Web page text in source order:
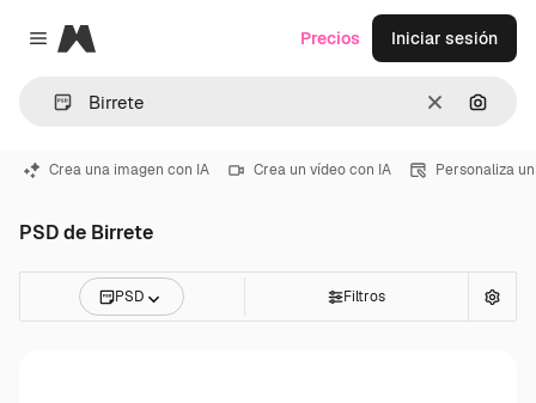
Close menu
Magnific
Borrar
Precios Iniciar sesión
Crea una imagen con IA Crea un vídeo con IA Personaliza
PSD de Birrete
PSD Filtros